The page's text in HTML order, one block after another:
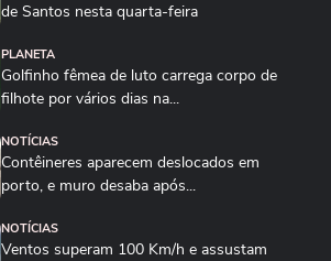
de Santos nesta quarta-feira
PLANETA
Golfinho fêmea de luto carrega corpo de
filhote por vários dias na...
NOTÍCIAS
Contêineres aparecem deslocados em
porto, e muro desaba após...
NOTÍCIAS
Ventos superam 100 Km/h e assustam